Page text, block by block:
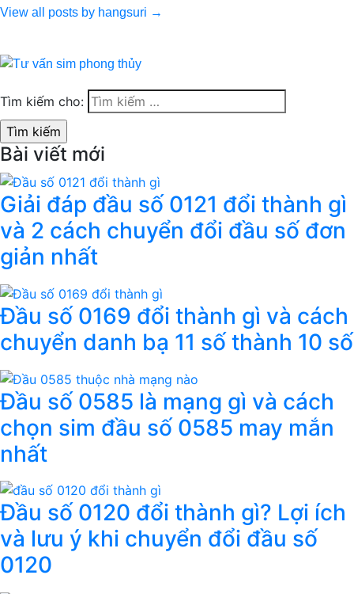
View all posts by hangsuri →
Tìm kiếm cho:
Bài viết mới
Giải đáp đầu số 0121 đổi thành gì
và 2 cách chuyển đổi đầu số đơn
giản nhất
Đầu số 0169 đổi thành gì và cách
chuyển danh bạ 11 số thành 10 số
Đầu số 0585 là mạng gì và cách
chọn sim đầu số 0585 may mắn
nhất
Đầu số 0120 đổi thành gì? Lợi ích
và lưu ý khi chuyển đổi đầu số
0120